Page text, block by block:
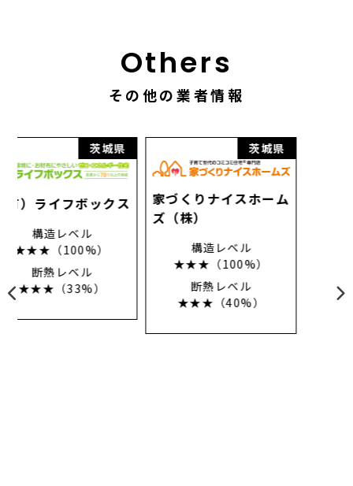
Others
その他の業者情報
家づくりナイスホーム
構造レベル
断熱レベル